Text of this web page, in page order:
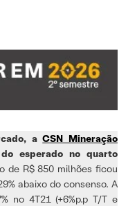
aCSN Mineração
esperado no quarto
de R$ 850 milhões ficou
abaixo do consenso. A
no 4T21 (+6%p.p T/T e